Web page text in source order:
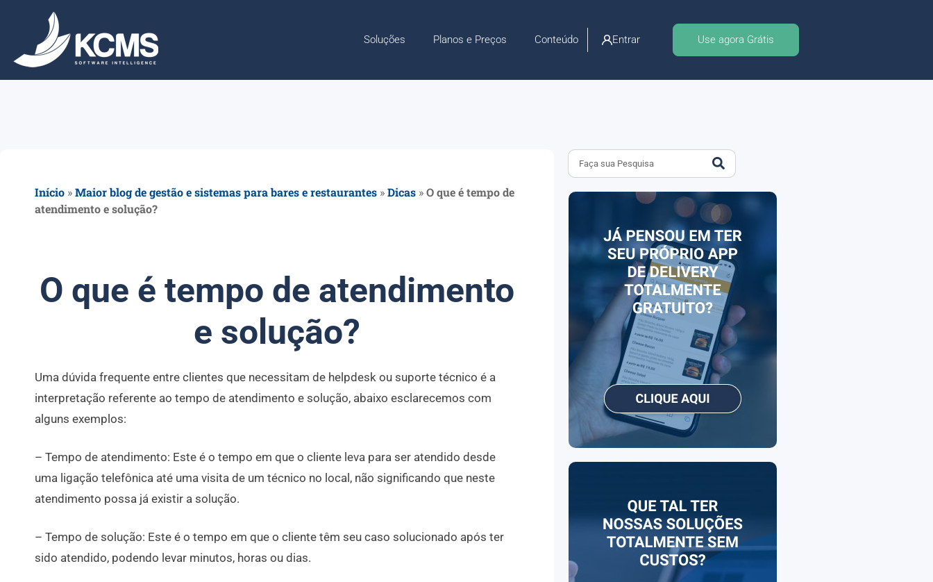
Soluções Planos e Preços Conteúdo Entrar Use agora Grátis
Início »Maior blog de gestão e sistemas para bares e restaurantes »Dicas »O que é tempo de
atendimento e solução?
O que é tempo de atendimento
e solução?
Uma dúvida frequente entre clientes que necessitam de helpdesk ou suporte técnico é a
interpretação referente ao tempo de atendimento e solução, abaixo esclarecemos com
alguns exemplos:
– Tempo de atendimento: Este é o tempo em que o cliente leva para ser atendido desde
uma ligação telefônica até uma visita de um técnico no local, não significando que neste
atendimento possa já existir a solução.
– Tempo de solução: Este é o tempo em que o cliente têm seu caso solucionado após ter
sido atendido, podendo levar minutos, horas ou dias.